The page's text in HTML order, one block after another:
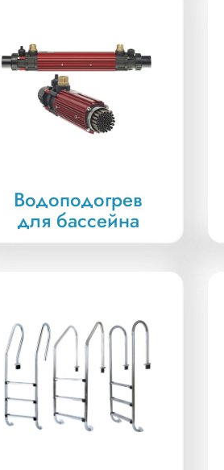
Водоподогрев
для бассейна